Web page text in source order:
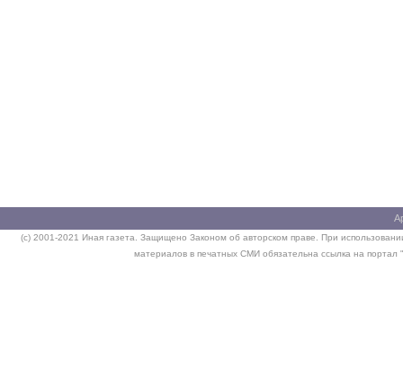
(c) 2001-2021 Иная газета. Защищено Законом об авторском праве. При
материалов в печатных СМИ обязательна ссылка на